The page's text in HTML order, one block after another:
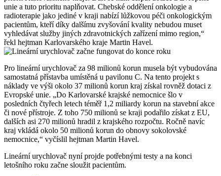
unie a tuto prioritu naplňovat. Chebské oddělení onkologie a
radioterapie jako jediné v kraji nabízí lůžkovou péči onkologickým
pacientům, kteří díky dalšímu zvyšování kvality nebudou muset
vyhledávat služby jiných zdravotnických zařízení mimo region,“
řekl hejtman Karlovarského kraje Martin Havel.
Pro lineární urychlovač za 98 milionů korun musela být vybudována
samostatná přístavba umístěná u pavilonu C. Na tento projekt s
náklady ve výši okolo 37 milionů korun kraj získal rovněž dotaci z
Evropské unie. „Do Karlovarské krajské nemocnice šlo v
posledních čtyřech letech téměř 1,2 miliardy korun na stavební akce
či nové přístroje. Z toho 750 milionů se kraji podařilo získat z EU,
dalších asi 270 milionů hradil z krajského rozpočtu. Ročně navíc
kraj vkládá okolo 50 milionů korun do obnovy sokolovské
nemocnice,“ vyčíslil hejtman Martin Havel.
Lineární urychlovač nyní projde potřebnými testy a na konci
letošního roku začne sloužit pacientům.